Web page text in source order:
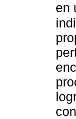
en